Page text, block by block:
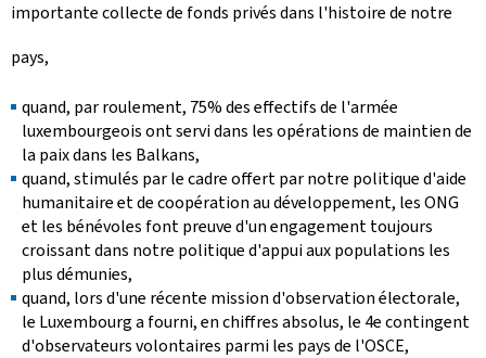
importante collecte de fonds privés dans l'histoire de notre
pays,
quand, par roulement, 75% des effectifs de l'armée
luxembourgeoisont servi dans les opérations de maintien de
la paix dans les Balkans,
quand, stimulés par le cadre offert par notre politique d'aide
humanitaire et de coopération au développement, les ONG
et les bénévoles font preuve d'un engagement toujours
croissant dans notre politique d'appui aux populations les
plus démunies,
quand, lors d'une récente mission d'observation électorale,
le Luxembourg a fourni, en chiffres absolus, le 4e contingent
d'observateurs volontaires parmi les pays de l'OSCE,